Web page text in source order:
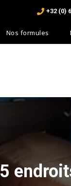
+32 (0)
Nos formules
Votre confort à
5